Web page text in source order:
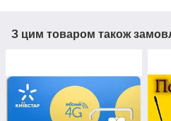
З цим товаром також